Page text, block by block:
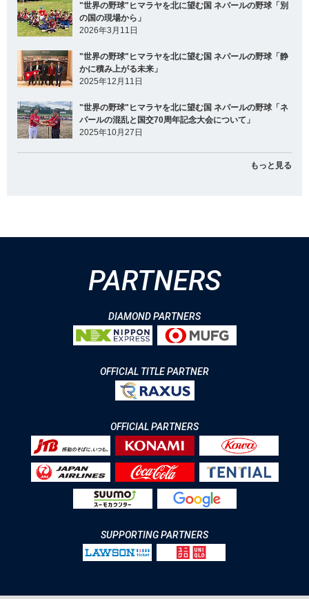
"世界の野球"ヒマラヤを北に望む国 ネパールの野球「別
の国の現場から」
2026年3月11日
"世界の野球"ヒマラヤを北に望む国 ネパールの野球「静
かに積み上がる未来」
2025年12月11日
"世界の野球"ヒマラヤを北に望む国 ネパールの野球「ネ
パールの混乱と国交70周年記念大会について」
2025年10月27日
もっと見る
PARTNERS
DIAMOND PARTNERS
OFFICIAL TITLE PARTNER
OFFICIAL PARTNERS
SUPPORTING PARTNERS